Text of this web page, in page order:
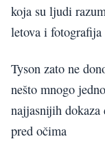
koja su ljudi
letova i
Tyson zato ne
nešto mnogo
najjasnijih
pred očima